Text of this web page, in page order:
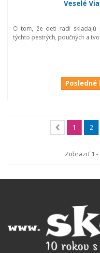
Veselé
O tom, že deti radi skladajú
týchto pestrých, poučných a
Posledné
1 2
Zobraziť 1 -